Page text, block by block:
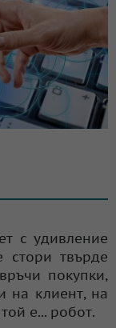
с удивление
стори твърде
покупки,
на клиент, на
е... робот.